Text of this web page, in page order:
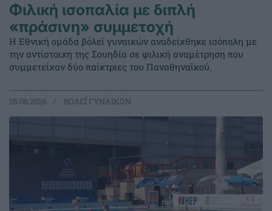
Φιλική ισοπαλία με διπλή
«πράσινη» συμμετοχή
Η Εθνική ομάδα βόλεϊ γυναικών αναδείχθηκε ισόπαλη με
την αντίστοιχη της Σουηδία σε φιλική αναμέτρηση που
συμμετείχαν δύο παίκτριες του Παναθηναϊκού.
05.08.2026 ΒΟΛΕΪ ΓΥΝΑΙΚΩΝ